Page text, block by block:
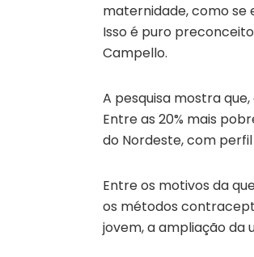
maternidade, como se
Isso é puro
Campello.
A pesquisa mostra que,
Entre as 20% mais
do Nordeste, com
Entre os motivos da
os métodos
jovem, a ampliação da